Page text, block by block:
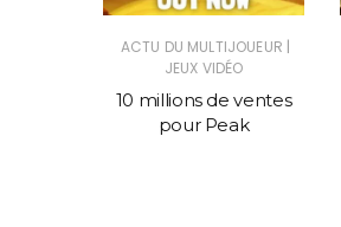
ACTU DU MULTIJOUEUR |
JEUX VIDÉO
10 millions de ventes
pour Peak